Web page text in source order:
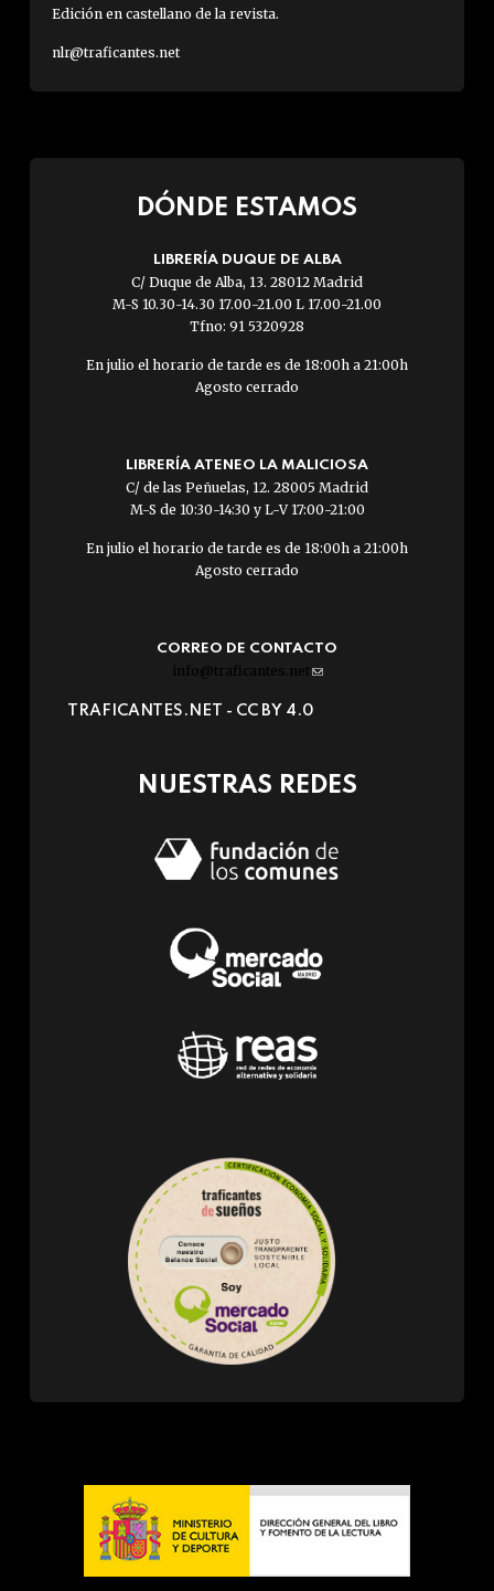
Edición en castellano de la revista.
nlr@traficantes.net
DÓNDE ESTAMOS
LIBRERÍA DUQUE DE ALBA
C/ Duque de Alba, 13. 28012 Madrid
M-S 10.30-14.30 17.00-21.00 L 17.00-21.00
Tfno: 91 5320928
En julio el horario de tarde es de 18:00h a 21:00h
Agosto cerrado
LIBRERÍA ATENEO LA MALICIOSA
C/ de las Peñuelas, 12. 28005 Madrid
M-S de 10:30-14:30 y L-V 17:00-21:00
En julio el horario de tarde es de 18:00h a 21:00h
Agosto cerrado
CORREO DE CONTACTO
info@traficantes.net (link
e-
TRAFICANTES.NET - CC BY 4.0
NUESTRAS REDES